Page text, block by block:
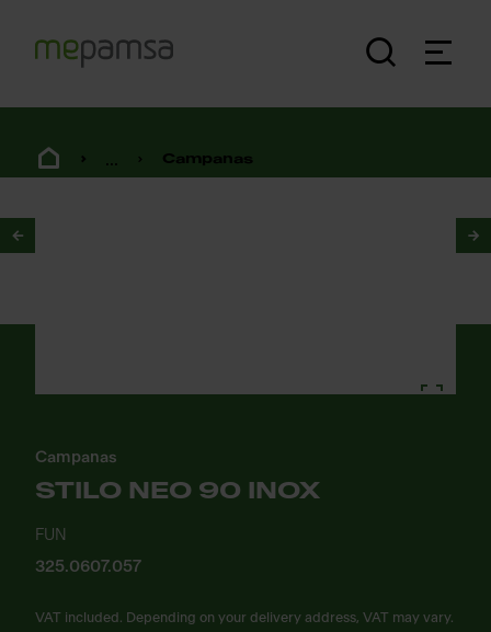
... Campanas
Campanas
STILO NEO 90 INOX
FUN
325.0607.057
VAT included. Depending on your delivery address, VAT may vary.